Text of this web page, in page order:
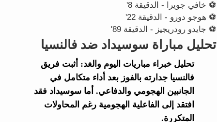
⚽ خافي جويرا - الدقيقة 8'
⚽ هوجو دورو - الدقيقة 22'
⚽ جايدو رودريجيز - الدقيقة 89'
تحليل مباراة سوسيداد ضد فالنسيا
تحليل خبراء مباريات اليوم والغد: أثبت فريق
فالنسيا جدارته بالفوز بعد أداء متكامل في
الجانبين الهجومي والدفاعي. أماسوسيداد فقد
افتقد إلى الفاعلية الهجومية رغم المحاولات
المتكررة.